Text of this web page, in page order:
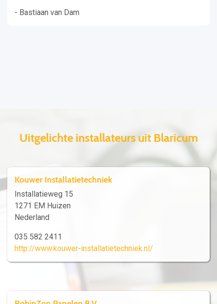
- Bastiaan van Dam
Uitgelichte installateurs uit Blaricum
Kouwer Installatietechniek
Installatieweg 15
1271 EM Huizen
Nederland
035 582 2411
http://www.kouwer-installatietechniek.nl/